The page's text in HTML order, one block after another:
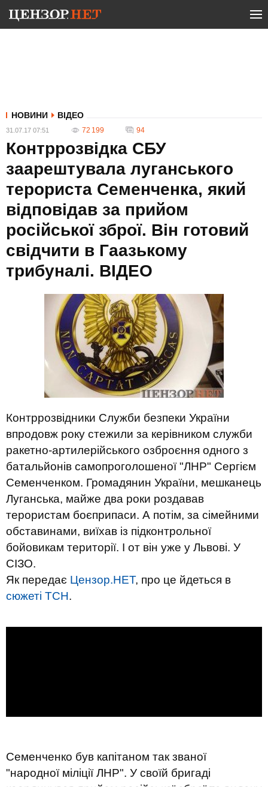
НОВИНИ ВІДЕО
31.07.17 07:51 72 199 94
Контррозвідка СБУ
заарештувала луганського
терориста Семенченка, який
відповідав за прийом
російської зброї. Він готовий
свідчити в Гаазькому
трибуналі. ВIДЕО
Контррозвідники Служби безпеки України
впродовж року стежили за керівником служби
ракетно-артилерійського озброєння одного з
батальйонів самопроголошеної "ЛНР" Сергієм
Семенченком. Громадянин України, мешканець
Луганська, майже два роки роздавав
терористам боєприпаси. А потім, за сімейними
обставинами, виїхав із підконтрольної
бойовикам території. І от він уже у Львові. У
СІЗО.
Як передає Цензор.НЕТ, про це йдеться в
сюжеті ТСН.
Семенченко був капітаном так званої
"народної міліції ЛНР". У своїй бригаді